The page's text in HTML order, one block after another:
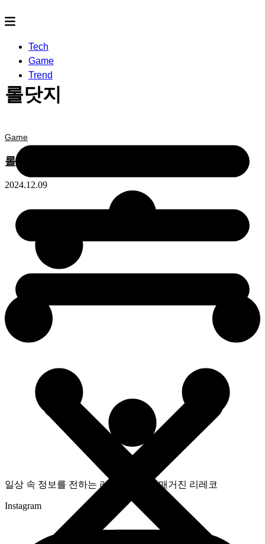
Tech
Game
Trend
롤닷지
Game
롤 닷지 패널티 정리 (2024년 12월 버전)
2024.12.09
일상 속 정보를 전하는 라이프스타일 매거진 리레코
Instagram